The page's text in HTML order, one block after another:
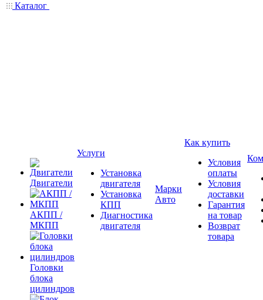
Каталог
Двигатели
АКПП /
МКПП
Головки
блока
цилиндров
Услуги
Установка
двигателя
Установка
КПП
Диагностика
двигателя
Марки
Авто
Как купить
Условия
оплаты
Условия
доставки
Гарантия
на товар
Возврат
товара